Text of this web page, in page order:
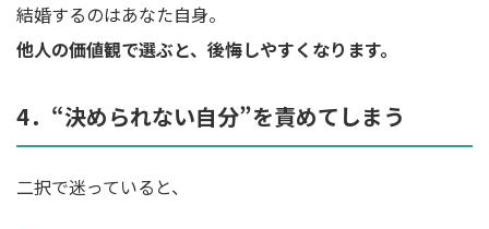
結婚するのはあなた自身。
他人の価値観で選ぶと、後悔しやすくなります。
4．“決められない自分”を責めてしまう
二択で迷っていると、